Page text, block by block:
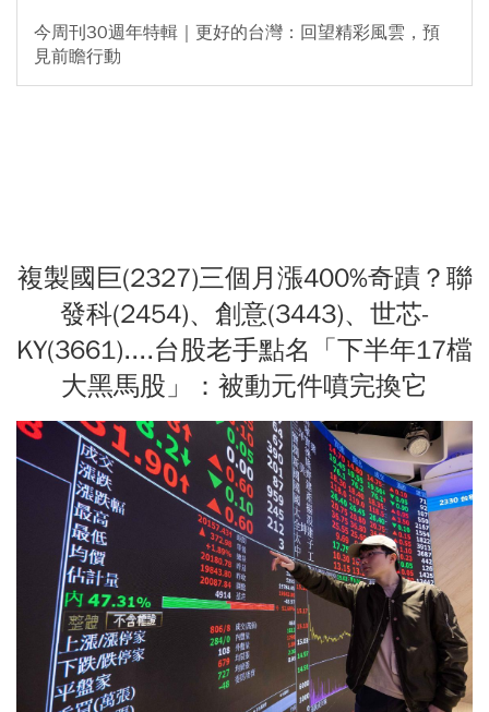
今周刊30週年特輯｜更好的台灣：回望精彩風雲，預
見前瞻行動
複製國巨(2327)三個月漲400%奇蹟？聯
發科(2454)、創意(3443)、世芯-
KY(3661)....台股老手點名「下半年17檔
大黑馬股」：被動元件噴完換它